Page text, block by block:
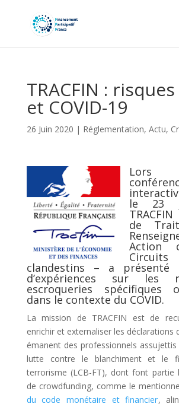
TRACFIN : risques
et COVID-19
26 Juin 2020 | Réglementation, Actu,
Lors
le 23
TRACFIN
de
Action
Circuits
clandestins – a présenté
d’expériences sur les
escroqueries spécifiques
dans le contexte du COVID.
La mission de TRACFIN est de
enrichir et externaliser les déclarations
émanent des professionnels
lutte contre le blanchiment et le
terrorisme (LCB-FT), dont font partie
de crowdfunding, comme le mentionne
du code monétaire et financier,